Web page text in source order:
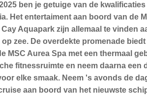
ben je getuige van de
Het entertaiment aan boord van de
Cay Aquapark zijn allemaal te vinden
op zee. De overdekte promenade
MSC Aurea Spa met een thermaal
fitnessruimte en neem daarna een
elke smaak. Neem 's avonds de
aan boord van het nieuwste